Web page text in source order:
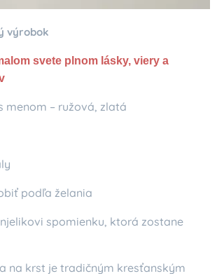
výrobok
svete plnom lásky, viery a
menom – ružová, zlatá
podľa želania
spomienku, ktorá zostane
na krst je tradičným kresťanským